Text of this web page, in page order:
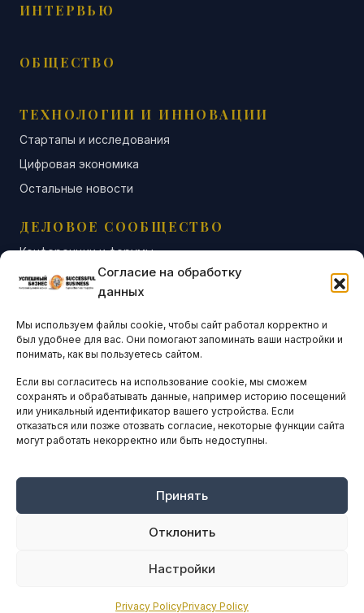
Согласие на обработку
данных
Мы используем файлы cookie, чтобы сайт работал корректно и
был удобнее для вас. Они помогают запоминать ваши настройки и
понимать, как вы пользуетесь сайтом.
Если вы согласитесь на использование cookie, мы сможем
сохранять и обрабатывать данные, например историю посещений
или уникальный идентификатор вашего устройства. Если
отказаться или позже отозвать согласие, некоторые функции сайта
могут работать некорректно или быть недоступны.
Принять
Отклонить
Настройки
Privacy PolicyPrivacy Policy
ИНТЕРВЬЮ
ОБЩЕСТВО
ТЕХНОЛОГИИ И ИННОВАЦИИ
Стартапы и исследования
Цифровая экономика
Остальные новости
ДЕЛОВОЕ СООБЩЕСТВО
Конференции и форумы
Бизнес-клубы и ассоциации
Остальные новости
АНАЛИТИКА И СТАТИСТИКА
ARTICLES IN ENGLISH
НАВИГАЦИЯ
Оплата онлайн